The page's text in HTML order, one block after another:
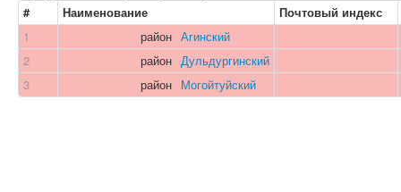
# Наименование
Почтовый индекс
1
район Агинский
2
район Дульдургинский
3
район Могойтуйский